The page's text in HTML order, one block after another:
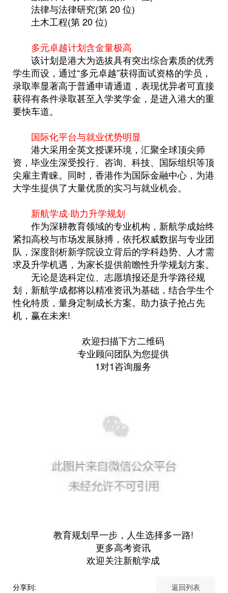
法律与法律研究(第 20 位)
土木工程(第 20 位)
多元卓越计划含金量极高
该计划是港大为选拔具有突出综合素质的优秀
学生而设，通过“多元卓越”获得面试资格的学员，
录取率显著高于普通申请通道，表现优异者可直接
获得有条件录取甚至入学奖学金，是进入港大的重
要快车道。
国际化平台与就业优势明显
港大采用全英文授课环境，汇聚全球顶尖师
资，毕业生深受投行、咨询、科技、国际组织等顶
尖雇主青睐。同时，香港作为国际金融中心，为港
大学生提供了大量优质的实习与就业机会。
新航学成·助力升学规划
作为深耕教育领域的专业机构，新航学成始终
紧扣高校与市场发展脉搏，依托权威数据与专业团
队，深度剖析新学院设立背后的学科趋势、人才需
求及升学机遇，为家长提供前瞻性升学规划方案。
无论是选科定位、志愿填报还是升学路径规
划，新航学成都将以精准资讯为基础，结合学生个
性化特质，量身定制成长方案。助力孩子抢占先
机，赢在未来!
欢迎扫描下方二维码
专业顾问团队为您提供
1对1咨询服务
教育规划早一步，人生选择多一路!
更多高考资讯
欢迎关注新航学成
分享到: 返回列表